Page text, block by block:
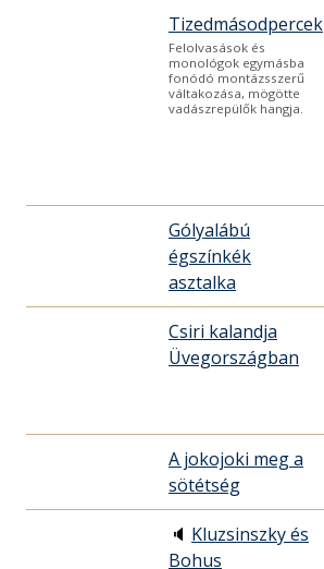
Tizedmásodpercek
Felolvasások és
monológok egymásba
fonódó montázsszerű
váltakozása, mögötte
vadászrepülők hangja.
Gólyalábú
égszínkék
asztalka
Csiri kalandja
Üvegországban
A jokojoki meg a
sötétség
🔈 Kluzsinszky és
Bohus